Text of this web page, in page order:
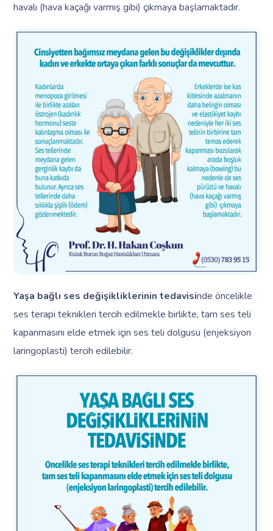
havalı (hava kaçağı varmış gibi) çıkmaya başlamaktadır.
Yaşa bağlı ses değişikliklerinin tedavisinde öncelikle
ses terapi teknikleri tercih edilmekle birlikte, tam ses teli
kapanmasını elde etmek için ses teli dolgusu (enjeksiyon
laringoplasti) tercih edilebilir.